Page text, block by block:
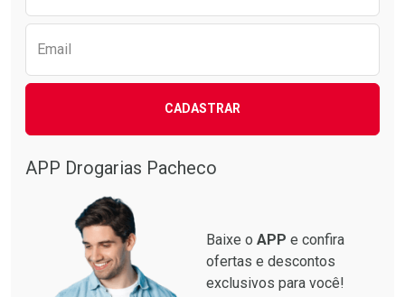
Email
CADASTRAR
APP Drogarias Pacheco
Baixe o APP e confira
ofertas e descontos
exclusivos para você!